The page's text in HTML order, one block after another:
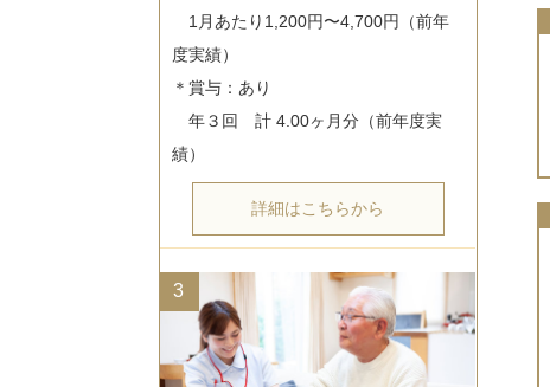
1月あたり1,200円〜4,700円（前年
度実績）
＊賞与：あり
年３回　計 4.00ヶ月分（前年度実
詳細はこちらから
3